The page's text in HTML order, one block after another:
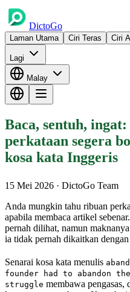
DictoGo
Laman Utama Ciri Teras Ciri AI
Lagi
Malay
Baca, sentuh,
perkataan segera
kosa kata Inggeris
15 Mei 2026 · DictoGo Team
Anda mungkin tahu ribuan
apabila membaca artikel
pernah dilihat, namun
ia tidak pernah dikaitkan
Senarai kosa kata menulis
founder had to abandon
struggle membawa pengasas,